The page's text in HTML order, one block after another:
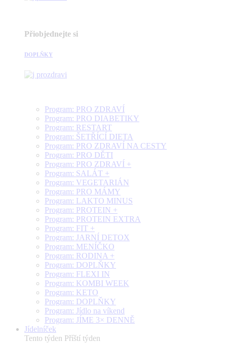
Přiobjednejte si
DOPLŇKY
Program: PRO ZDRAVÍ
Program: PRO DIABETIKY
Program: RESTART
Program: ŠETŘÍCÍ DIETA
Program: PRO ZDRAVÍ NA CESTY
Program: PRO DĚTI
Program: PRO ZDRAVÍ +
Program: SALÁT +
Program: VEGETARIÁN
Program: PRO MÁMY
Program: LAKTO MINUS
Program: PROTEIN +
Program: PROTEIN EXTRA
Program: FIT +
Program: JARNÍ DETOX
Program: MENÍČKO
Program: RODINA +
Program: DOPLŇKY
Program: FLEXI IN
Program: KOMBI WEEK
Program: KETO
Program: DOPLŇKY
Program: Jídlo na víkend
Program: JÍME 3× DENNĚ
Jídelníček
Tento týden Příští týden